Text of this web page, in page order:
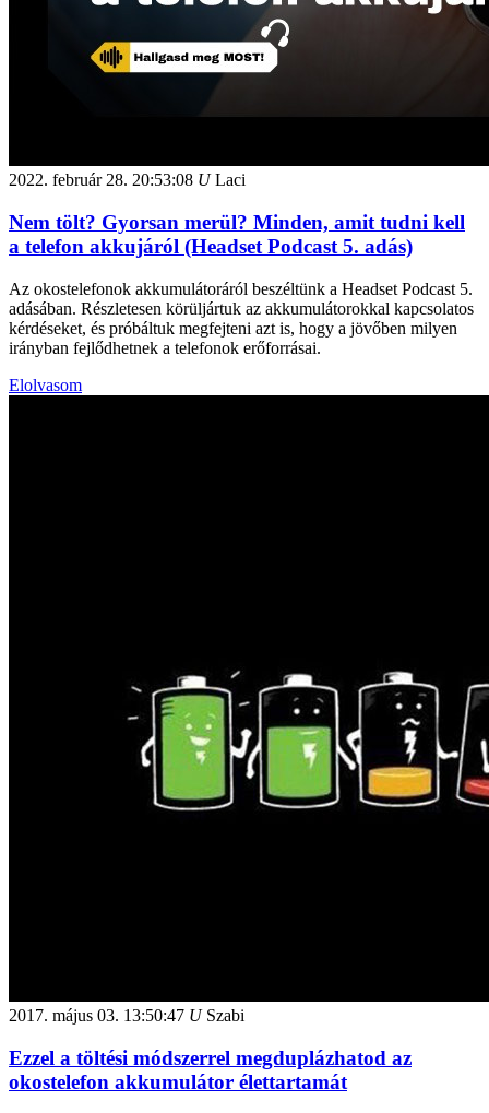
2022. február 28. 20:53:08 ULaci
Nem tölt? Gyorsan merül? Minden, amit tudni kell
a telefon akkujáról (Headset Podcast 5. adás)
Az okostelefonok akkumulátoráról beszéltünk a Headset Podcast 5.
adásában. Részletesen körüljártuk az akkumulátorokkal kapcsolatos
kérdéseket, és próbáltuk megfejteni azt is, hogy a jövőben milyen
irányban fejlődhetnek a telefonok erőforrásai.
Elolvasom
2017. május 03. 13:50:47 USzabi
Ezzel a töltési módszerrel megduplázhatod az
okostelefon akkumulátor élettartamát